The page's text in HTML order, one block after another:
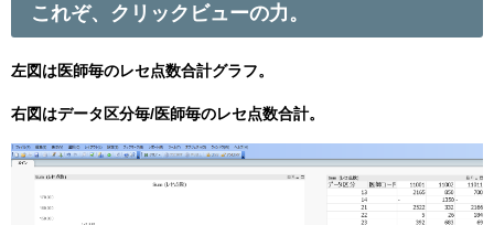
これぞ、クリックビューの力。
左図は医師毎のレセ点数合計グラフ。
右図はデータ区分毎/医師毎のレセ点数合計。